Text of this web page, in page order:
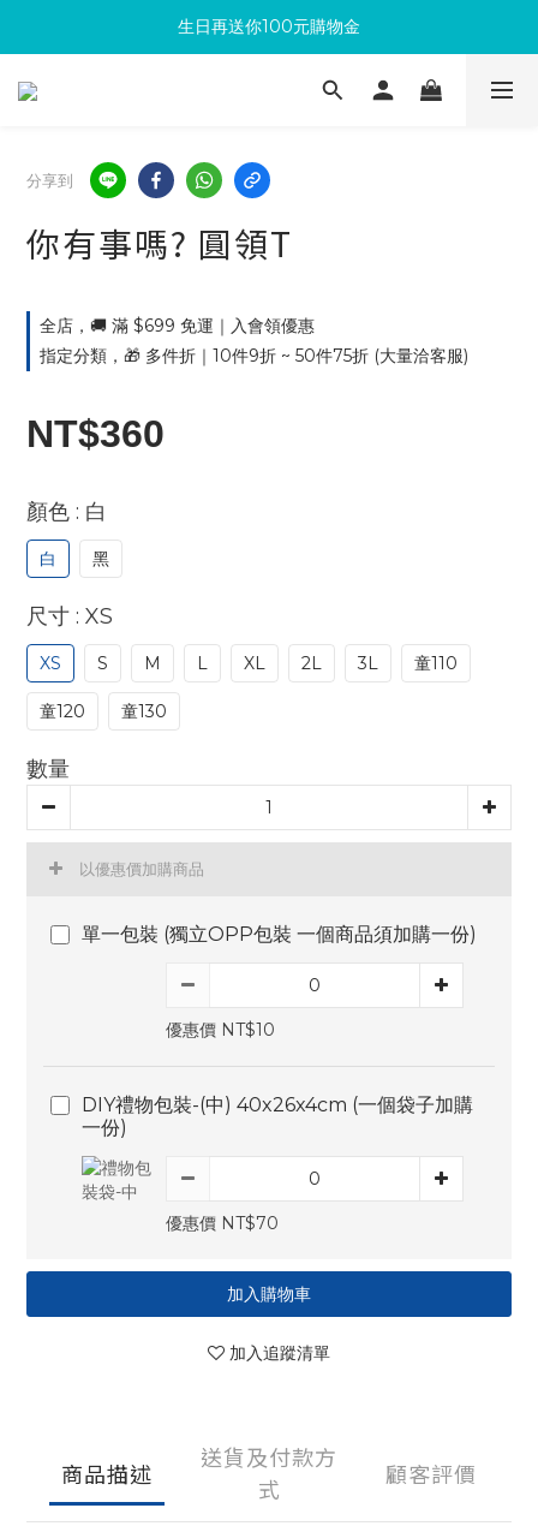
滿300回饋10%購物金
生日再送你100元購物金
加入成為新會員 馬上領取50元購物金
分享到
你有事嗎? 圓領T
全店，🚚 滿 $699 免運｜入會領優惠
指定分類，🎁 多件折｜10件9折 ~ 50件75折 (大量洽客服)
NT$360
顏色 : 白
白 黑
尺寸 : XS
XS S M L XL 2L 3L 童110
童120 童130
數量
以優惠價加購商品
單一包裝 (獨立OPP包裝 一個商品須加購一份)
優惠價 NT$10
DIY禮物包裝-(中) 40x26x4cm (一個袋子加購
一份)
優惠價 NT$70
加入購物車
加入追蹤清單
商品描述
送貨及付款方
式
顧客評價